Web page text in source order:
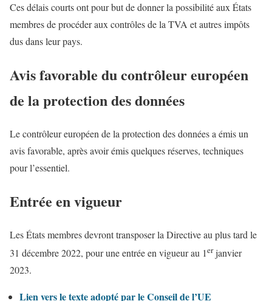
Ces délais courts ont pour but de donner la possibilité aux États
membres de procéder aux contrôles de la TVA et autres impôts
dus dans leur pays.
Avis favorable du contrôleur européen
de la protection des données
Le contrôleur européen de la protection des données a émis un
avis favorable, après avoir émis quelques réserves, techniques
pour l’essentiel.
Entrée en vigueur
Les États membres devront transposer la Directive au plus tard le
31 décembre 2022, pour une entrée en vigueur au 1erjanvier
2023.
Lien vers le texte adopté par le Conseil de l’UE